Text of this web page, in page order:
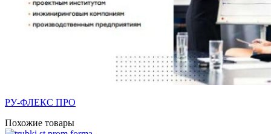
РУ-ФЛЕКС ПРО
Похожие товары